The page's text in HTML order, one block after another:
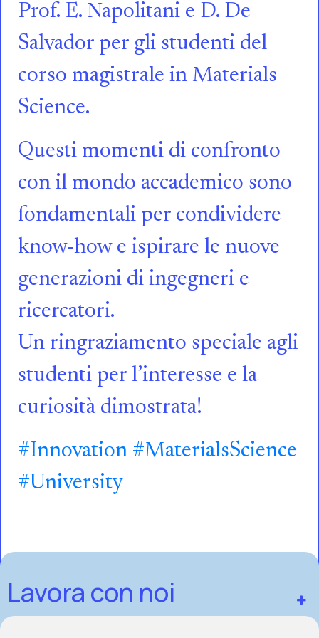
Prof. E. Napolitani e D. De
Salvador per gli studenti del
corso magistrale in Materials
Science.
Questi momenti di confronto
con il mondo accademico sono
fondamentali per condividere
know-how e ispirare le nuove
generazioni di ingegneri e
ricercatori.
Un ringraziamento speciale agli
studenti per l’interesse e la
curiosità dimostrata!
#Innovation #MaterialsScience
#University
Lavora con noi